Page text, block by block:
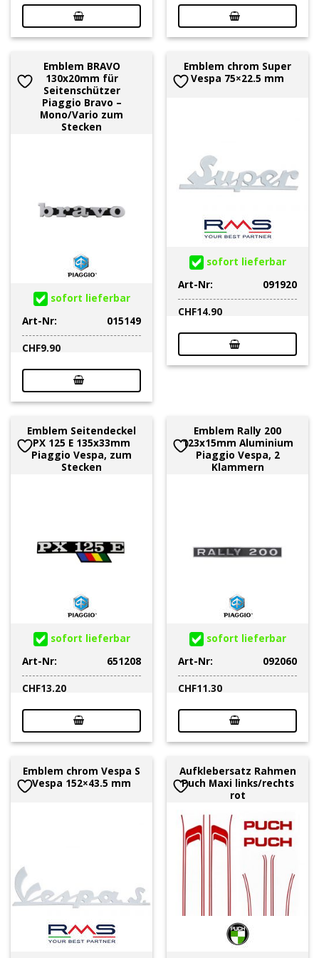
Emblem BRAVO
130x20mm für
Seitenschützer
Piaggio Bravo –
Mono/Vario zum
Stecken
sofort lieferbar
Art-Nr:
015149
CHF9.90
Emblem chrom Super
Vespa 75×22.5 mm
sofort lieferbar
Art-Nr:
091920
CHF14.90
Emblem Seitendeckel
PX 125 E 135x33mm
Piaggio Vespa, zum
Stecken
sofort lieferbar
Art-Nr:
651208
CHF13.20
Emblem Rally 200
123x15mm Aluminium
Piaggio Vespa, 2
Klammern
sofort lieferbar
Art-Nr:
092060
CHF11.30
Emblem chrom Vespa S
Vespa 152×43.5 mm
Aufklebersatz Rahmen
Puch Maxi links/rechts
rot